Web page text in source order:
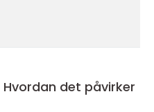
det påvirker